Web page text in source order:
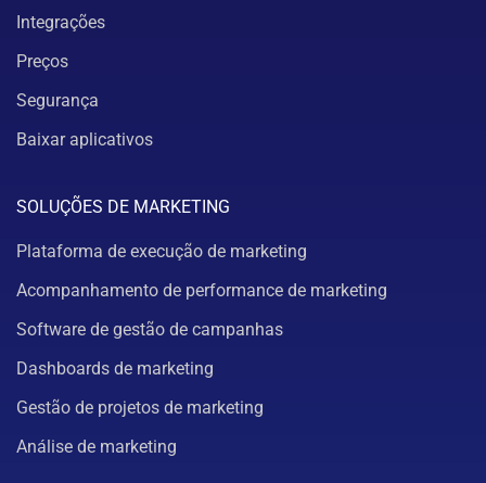
Integrações
Preços
Segurança
Baixar aplicativos
SOLUÇÕES DE MARKETING
Plataforma de execução de marketing
Acompanhamento de performance de marketing
Software de gestão de campanhas
Dashboards de marketing
Gestão de projetos de marketing
Análise de marketing